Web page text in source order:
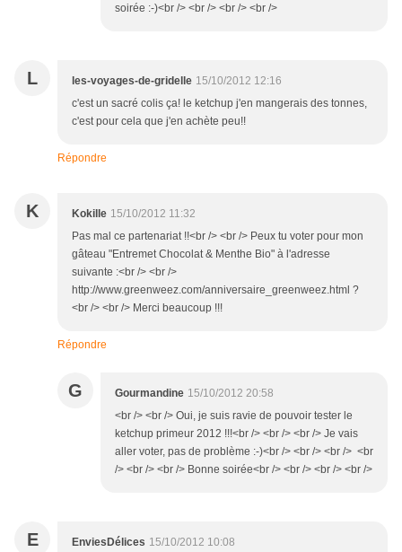
soirée :-)<br /> <br /> <br /> <br />
L les-voyages-de-gridelle 15/10/2012 12:16
c'est un sacré colis ça! le ketchup j'en mangerais des tonnes,
c'est pour cela que j'en achète peu!!
Répondre
K Kokille 15/10/2012 11:32
Pas mal ce partenariat !!<br /> <br /> Peux tu voter pour mon
gâteau "Entremet Chocolat & Menthe Bio" à l'adresse
suivante :<br /> <br />
http://www.greenweez.com/anniversaire_greenweez.html ?
<br /> <br /> Merci beaucoup !!!
Répondre
G Gourmandine 15/10/2012 20:58
<br /> <br /> Oui, je suis ravie de pouvoir tester le
ketchup primeur 2012 !!!<br /> <br /> <br /> Je vais
aller voter, pas de problème :-)<br /> <br /> <br /> <br
/> <br /> <br /> Bonne soirée<br /> <br /> <br /> <br />
E EnviesDélices 15/10/2012 10:08